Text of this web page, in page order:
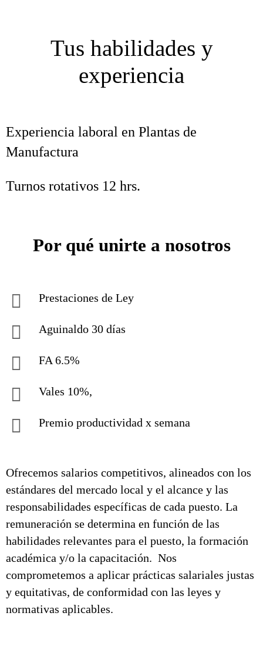
Tus habilidades y
experiencia
Experiencia laboral en Plantas de
Manufactura
Turnos rotativos 12 hrs.
Por qué unirte a nosotros
Prestaciones de Ley
Aguinaldo 30 días
FA 6.5%
Vales 10%,
Premio productividad x semana
Ofrecemos salarios competitivos, alineados con los
estándares del mercado local y el alcance y las
responsabilidades específicas de cada puesto. La
remuneración se determina en función de las
habilidades relevantes para el puesto, la formación
académica y/o la capacitación. Nos
comprometemos a aplicar prácticas salariales justas
y equitativas, de conformidad con las leyes y
normativas aplicables.